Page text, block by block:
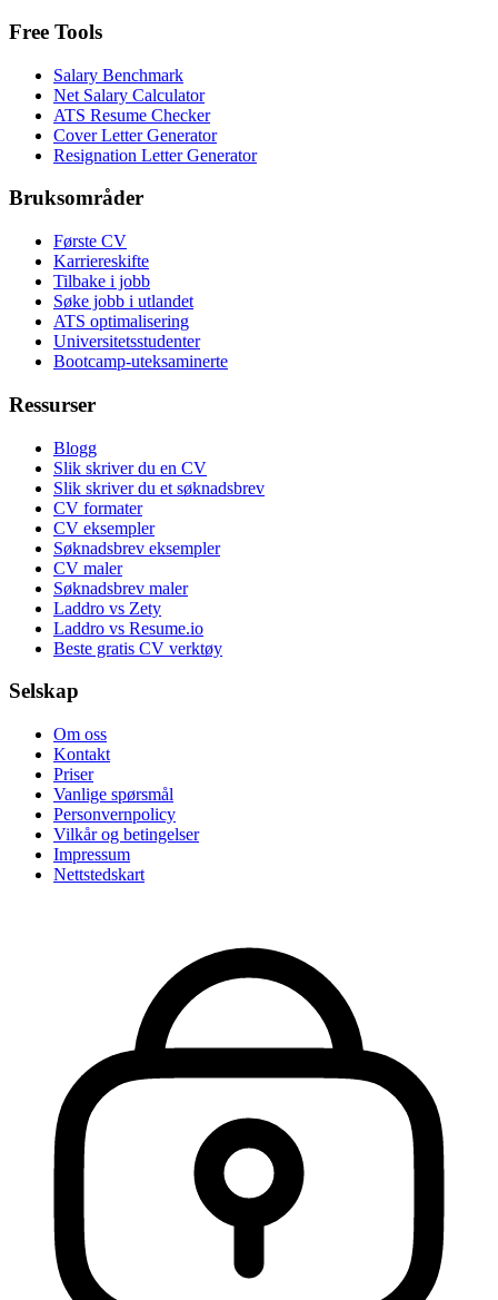
Free Tools
Salary Benchmark
Net Salary Calculator
ATS Resume Checker
Cover Letter Generator
Resignation Letter Generator
Bruksområder
Første CV
Karriereskifte
Tilbake i jobb
Søke jobb i utlandet
ATS optimalisering
Universitetsstudenter
Bootcamp-uteksaminerte
Ressurser
Blogg
Slik skriver du en CV
Slik skriver du et søknadsbrev
CV formater
CV eksempler
Søknadsbrev eksempler
CV maler
Søknadsbrev maler
Laddro vs Zety
Laddro vs Resume.io
Beste gratis CV verktøy
Selskap
Om oss
Kontakt
Priser
Vanlige spørsmål
Personvernpolicy
Vilkår og betingelser
Impressum
Nettstedskart